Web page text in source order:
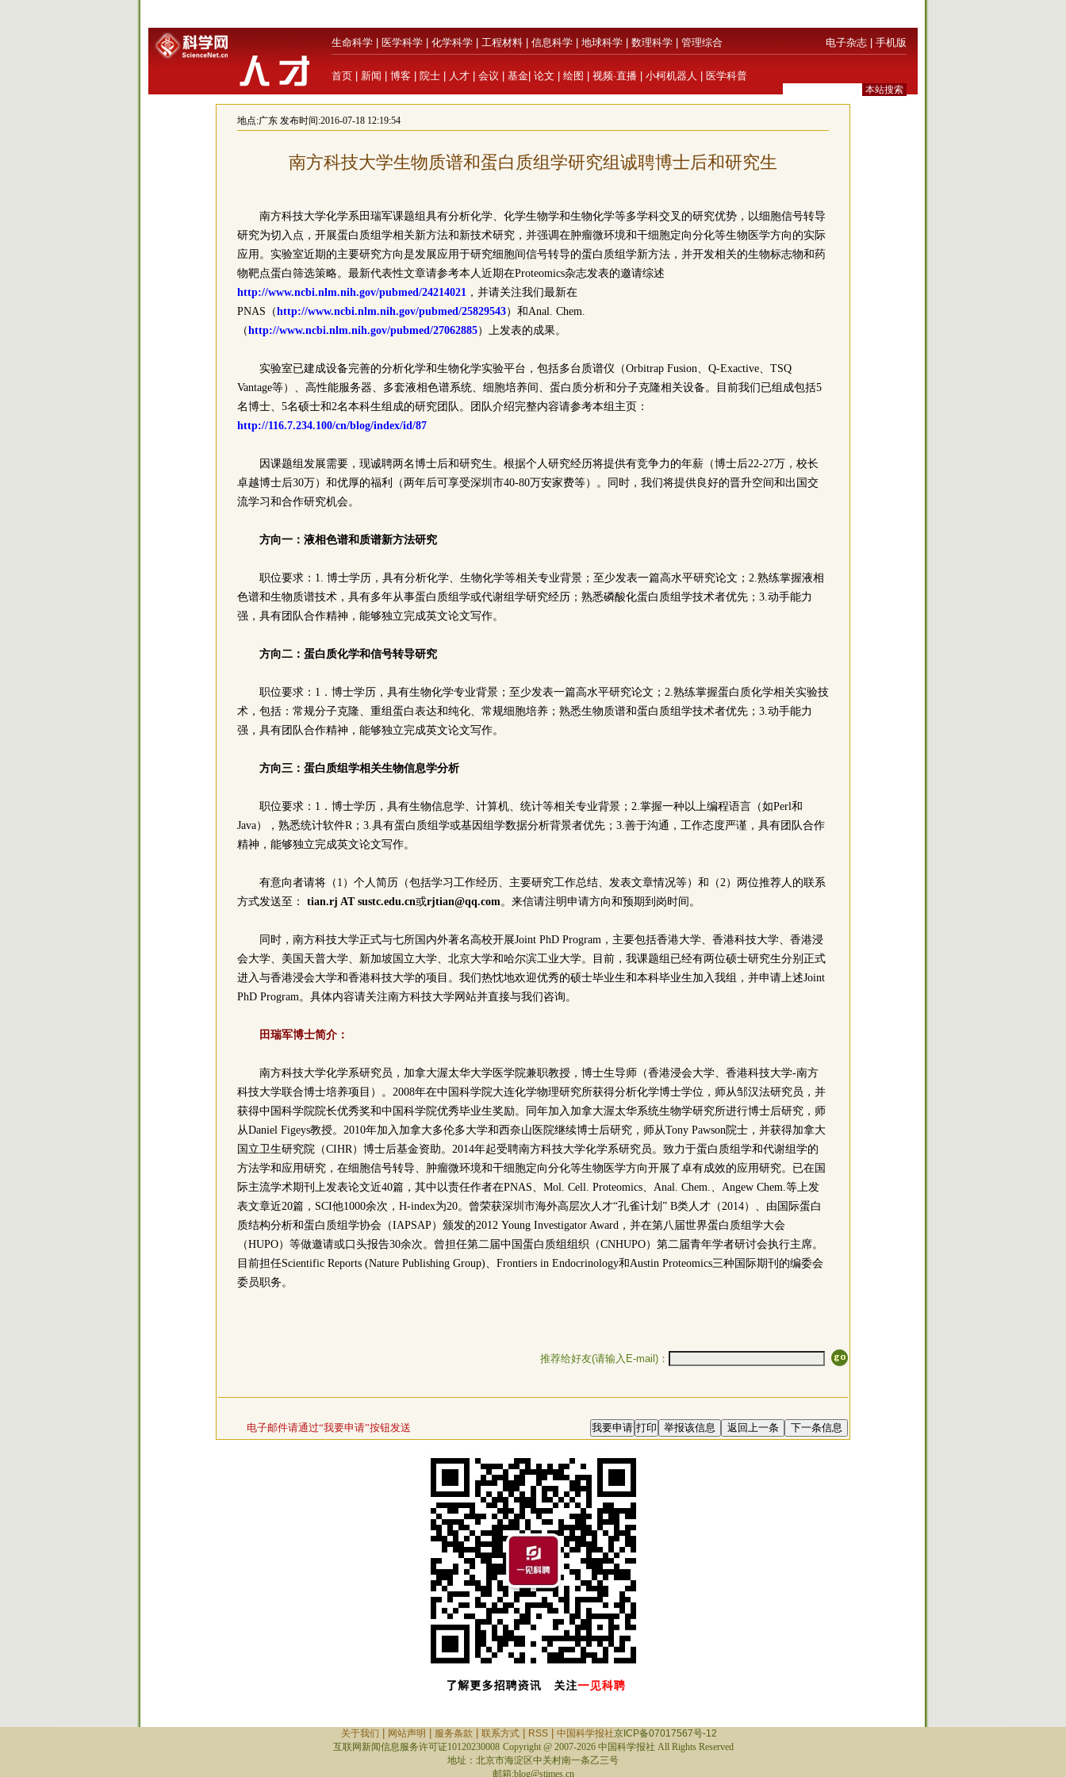
生命科学 医学科学 化学科学 工程材料 信息科学 地球科学 数理科学 管理综合 电子杂志 手机版
首页 新闻 博客 院士 人才 会议 基金 论文 绘图 视频·直播 小柯机器人 医学科普
地点:广东发布时间:2016-07-18 12:19:54
南方科技大学生物质谱和蛋白质组学研究组诚聘博士后和研究生
南方科技大学化学系田瑞军课题组具有分析化学、化学生物学和生物化学等多学科交叉的研究优势，以细胞信号转导
研究为切入点，开展蛋白质组学相关新方法和新技术研究，并强调在肿瘤微环境和干细胞定向分化等生物医学方向的实际
应用。实验室近期的主要研究方向是发展应用于研究细胞间信号转导的蛋白质组学新方法，并开发相关的生物标志物和药
物靶点蛋白筛选策略。最新代表性文章请参考本人近期在Proteomics杂志发表的邀请综述
http://www.ncbi.nlm.nih.gov/pubmed/24214021，并请关注我们最新在
PNAS（http://www.ncbi.nlm.nih.gov/pubmed/25829543）和Anal. Chem.
（http://www.ncbi.nlm.nih.gov/pubmed/27062885）上发表的成果。
实验室已建成设备完善的分析化学和生物化学实验平台，包括多台质谱仪（Orbitrap Fusion、Q-Exactive、TSQ
Vantage等）、高性能服务器、多套液相色谱系统、细胞培养间、蛋白质分析和分子克隆相关设备。目前我们已组成包括5
名博士、5名硕士和2名本科生组成的研究团队。团队介绍完整内容请参考本组主页：
http://116.7.234.100/cn/blog/index/id/87
因课题组发展需要，现诚聘两名博士后和研究生。根据个人研究经历将提供有竞争力的年薪（博士后22-27万，校长
卓越博士后30万）和优厚的福利（两年后可享受深圳市40-80万安家费等）。同时，我们将提供良好的晋升空间和出国交
流学习和合作研究机会。
方向一：液相色谱和质谱新方法研究
职位要求：1. 博士学历，具有分析化学、生物化学等相关专业背景；至少发表一篇高水平研究论文；2.熟练掌握液相
色谱和生物质谱技术，具有多年从事蛋白质组学或代谢组学研究经历；熟悉磷酸化蛋白质组学技术者优先；3.动手能力
强，具有团队合作精神，能够独立完成英文论文写作。
方向二：蛋白质化学和信号转导研究
职位要求：1．博士学历，具有生物化学专业背景；至少发表一篇高水平研究论文；2.熟练掌握蛋白质化学相关实验技
术，包括：常规分子克隆、重组蛋白表达和纯化、常规细胞培养；熟悉生物质谱和蛋白质组学技术者优先；3.动手能力
强，具有团队合作精神，能够独立完成英文论文写作。
方向三：蛋白质组学相关生物信息学分析
职位要求：1．博士学历，具有生物信息学、计算机、统计等相关专业背景；2.掌握一种以上编程语言（如Perl和
Java），熟悉统计软件R；3.具有蛋白质组学或基因组学数据分析背景者优先；3.善于沟通，工作态度严谨，具有团队合作
精神，能够独立完成英文论文写作。
有意向者请将（1）个人简历（包括学习工作经历、主要研究工作总结、发表文章情况等）和（2）两位推荐人的联系
方式发送至： tian.rj AT sustc.edu.cn或rjtian@qq.com。来信请注明申请方向和预期到岗时间。
同时，南方科技大学正式与七所国内外著名高校开展Joint PhD Program，主要包括香港大学、香港科技大学、香港浸
会大学、美国天普大学、新加坡国立大学、北京大学和哈尔滨工业大学。目前，我课题组已经有两位硕士研究生分别正式
进入与香港浸会大学和香港科技大学的项目。我们热忱地欢迎优秀的硕士毕业生和本科毕业生加入我组，并申请上述Joint
PhD Program。具体内容请关注南方科技大学网站并直接与我们咨询。
田瑞军博士简介：
南方科技大学化学系研究员，加拿大渥太华大学医学院兼职教授，博士生导师（香港浸会大学、香港科技大学-南方
科技大学联合博士培养项目）。2008年在中国科学院大连化学物理研究所获得分析化学博士学位，师从邹汉法研究员，并
获得中国科学院院长优秀奖和中国科学院优秀毕业生奖励。同年加入加拿大渥太华系统生物学研究所进行博士后研究，师
从Daniel Figeys教授。2010年加入加拿大多伦多大学和西奈山医院继续博士后研究，师从Tony Pawson院士，并获得加拿大
国立卫生研究院（CIHR）博士后基金资助。2014年起受聘南方科技大学化学系研究员。致力于蛋白质组学和代谢组学的
方法学和应用研究，在细胞信号转导、肿瘤微环境和干细胞定向分化等生物医学方向开展了卓有成效的应用研究。已在国
际主流学术期刊上发表论文近40篇，其中以责任作者在PNAS、Mol. Cell. Proteomics、Anal. Chem.、Angew Chem.等上发
表文章近20篇，SCI他1000余次，H-index为20。曾荣获深圳市海外高层次人才“孔雀计划” B类人才（2014）、由国际蛋白
质结构分析和蛋白质组学协会（IAPSAP）颁发的2012 Young Investigator Award，并在第八届世界蛋白质组学大会
（HUPO）等做邀请或口头报告30余次。曾担任第二届中国蛋白质组组织（CNHUPO）第二届青年学者研讨会执行主席。
目前担任Scientific Reports (Nature Publishing Group)、Frontiers in Endocrinology和Austin Proteomics三种国际期刊的编委会
委员职务。
推荐给好友(请输入E-mail)：
电子邮件请通过“我要申请”按钮发送
关于我们 网站声明 服务条款 联系方式 RSS 中国科学报社京ICP备07017567号-12
互联网新闻信息服务许可证10120230008 Copyright @ 2007-2026 中国科学报社 All Rights Reserved
地址：北京市海淀区中关村南一条乙三号
邮箱:blog@stimes.cn